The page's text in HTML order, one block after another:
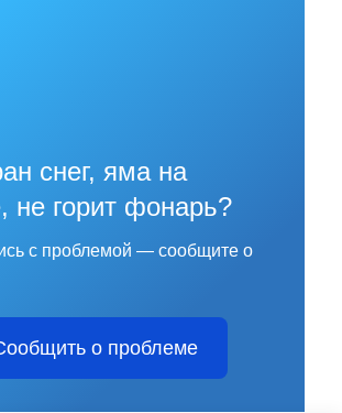
снег, яма на
не горит фонарь?
с проблемой — сообщите о
о проблеме